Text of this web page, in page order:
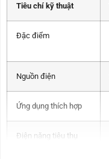
Tiêu chí kỹ thuật
Đặc điểm
Nguồn điện
Ứng dụng thích hợp
Điện năng tiêu thụ